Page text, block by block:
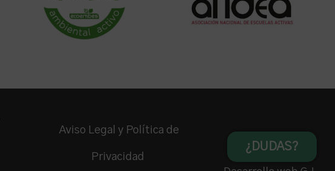
Aviso Legal y Política de
Privacidad
¿DUDAS?